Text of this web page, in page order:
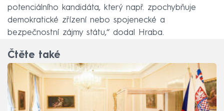
potenciálního kandidáta, který např. zpochybňuje
demokratické zřízení nebo spojenecké a
bezpečnostní zájmy státu,“ dodal Hraba.
Čtěte také